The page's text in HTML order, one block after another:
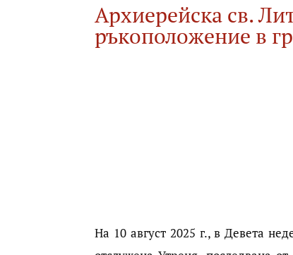
Архиерейска св.
ръкоположение в
На 10 август 2025 г., в Девета